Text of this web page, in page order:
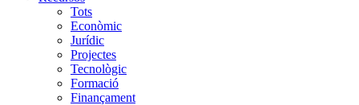
Tots
Econòmic
Jurídic
Projectes
Tecnològic
Formació
Finançament